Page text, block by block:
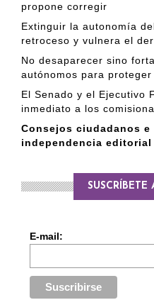
propone corregir
Extinguir la autonomía
retroceso y vulnera el
No desaparecer sino
autónomos para
El Senado y el Ejecutivo
inmediato a los
Consejos ciudadanos
independencia
SUSCRÍBETE
E-mail: